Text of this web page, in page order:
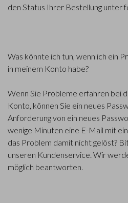
den Status Ihrer Bestellung unter
Was könnte ich tun, wenn ich ein
in meinem Konto habe?
Wenn Sie Probleme erfahren bei
Konto, können Sie ein neues
Anforderung von ein neues
wenige Minuten eine E-Mail mit
das Problem damit nicht gelöst?
unseren Kundenservice. Wir
möglich beantworten.